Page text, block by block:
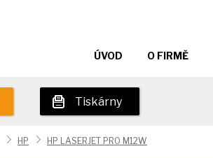
ÚVOD O FIRMĚ
Tiskárny
HP HP LASERJET PRO M12W